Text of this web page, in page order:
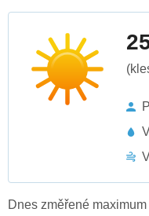
Dnes změřené maximum